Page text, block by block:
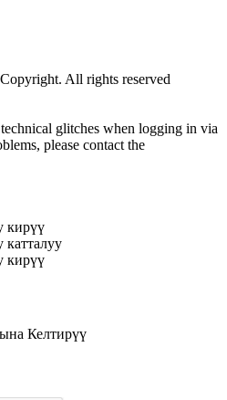
All rights reserved
glitches when logging in via
please contact the
кирүү
катталуу
кирүү
Келтирүү